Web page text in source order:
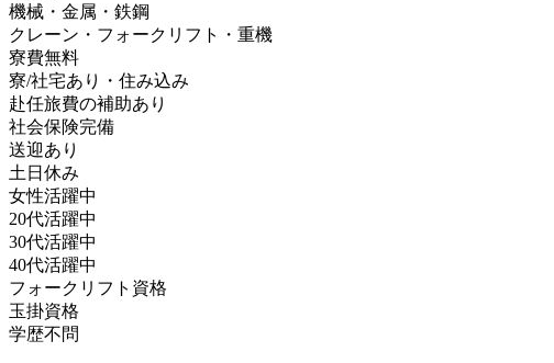
機械・金属・鉄鋼
クレーン・フォークリフト・重機
寮費無料
寮/社宅あり・住み込み
赴任旅費の補助あり
社会保険完備
送迎あり
土日休み
女性活躍中
20代活躍中
30代活躍中
40代活躍中
フォークリフト資格
玉掛資格
学歴不問